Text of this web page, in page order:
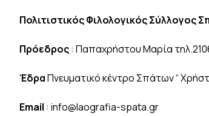
Πολιτιστικός Φιλολογικός Σύλλογος
Πρόεδρος: Παπαχρήστου Μαρία
ΈδραΠνευματικό κέντρο Σπάτων “
Email : info@laografia-spata.gr